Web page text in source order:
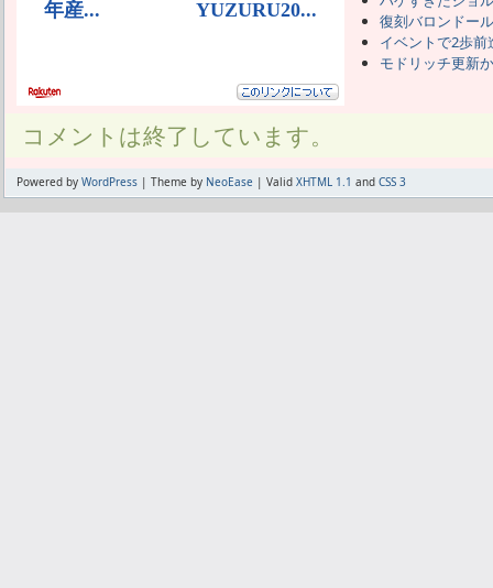
復刻バロンドール
イベントで2歩前
モドリッチ更新
コメントは終了しています。
Powered by WordPress | Theme by NeoEase | Valid XHTML 1.1 and CSS 3